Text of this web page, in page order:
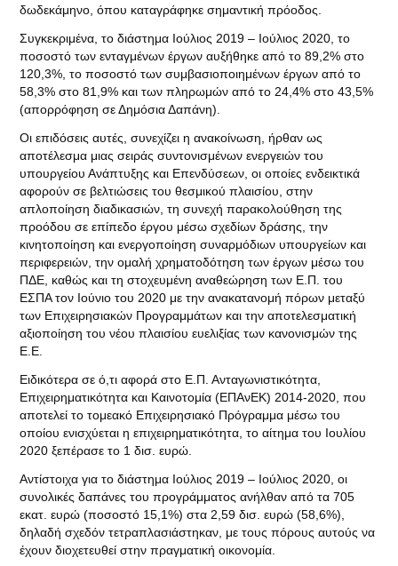
δωδεκάμηνο, όπου καταγράφηκε σημαντική πρόοδος.
Συγκεκριμένα, το διάστημα Ιούλιος 2019 – Ιούλιος 2020, το
ποσοστό των ενταγμένων έργων αυξήθηκε από το 89,2% στο
120,3%, το ποσοστό των συμβασιοποιημένων έργων από το
58,3% στο 81,9% και των πληρωμών από το 24,4% στο 43,5%
(απορρόφηση σε Δημόσια Δαπάνη).
Οι επιδόσεις αυτές, συνεχίζει η ανακοίνωση, ήρθαν ως
αποτέλεσμα μιας σειράς συντονισμένων ενεργειών του
υπουργείου Ανάπτυξης και Επενδύσεων, οι οποίες ενδεικτικά
αφορούν σε βελτιώσεις του θεσμικού πλαισίου, στην
απλοποίηση διαδικασιών, τη συνεχή παρακολούθηση της
προόδου σε επίπεδο έργου μέσω σχεδίων δράσης, την
κινητοποίηση και ενεργοποίηση συναρμόδιων υπουργείων και
περιφερειών, την ομαλή χρηματοδότηση των έργων μέσω του
ΠΔΕ, καθώς και τη στοχευμένη αναθεώρηση των Ε.Π. του
ΕΣΠΑ τον Ιούνιο του 2020 με την ανακατανομή πόρων μεταξύ
των Επιχειρησιακών Προγραμμάτων και την αποτελεσματική
αξιοποίηση του νέου πλαισίου ευελιξίας των κανονισμών της
Ε.Ε.
Ειδικότερα σε ό,τι αφορά στο Ε.Π. Ανταγωνιστικότητα,
Επιχειρηματικότητα και Καινοτομία (ΕΠΑνΕΚ) 2014-2020, που
αποτελεί το τομεακό Επιχειρησιακό Πρόγραμμα μέσω του
οποίου ενισχύεται η επιχειρηματικότητα, το αίτημα του Ιουλίου
2020 ξεπέρασε το 1 δισ. ευρώ.
Αντίστοιχα για το διάστημα Ιούλιος 2019 – Ιούλιος 2020, οι
συνολικές δαπάνες του προγράμματος ανήλθαν από τα 705
εκατ. ευρώ (ποσοστό 15,1%) στα 2,59 δισ. ευρώ (58,6%),
δηλαδή σχεδόν τετραπλασιάστηκαν, με τους πόρους αυτούς να
έχουν διοχετευθεί στην πραγματική οικονομία.